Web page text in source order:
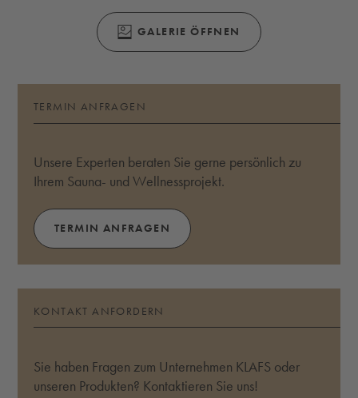
GALERIE ÖFFNEN
(ÖFFNET SICH IN EINEM MODALEN
TERMIN ANFRAGEN
Unsere Experten beraten Sie gerne persönlich zu
Ihrem Sauna- und Wellnessprojekt.
TERMIN ANFRAGEN
KONTAKT ANFORDERN
Sie haben Fragen zum Unternehmen KLAFS oder
unseren Produkten? Kontaktieren Sie uns!